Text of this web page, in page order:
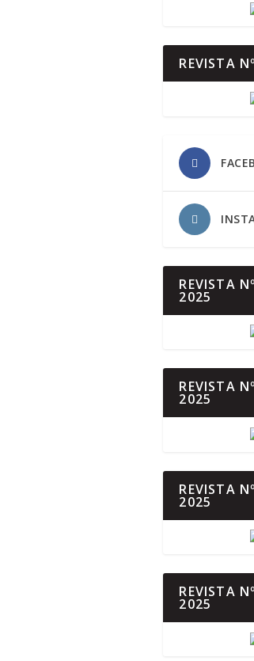
REVISTA
REVISTA
2025
REVISTA
2025
REVISTA
2025
REVISTA
2025